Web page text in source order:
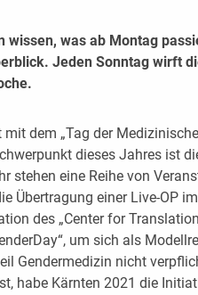
wissen, was ab Montag
Jeden Sonntag wirft
mit dem „Tag der
dieses Jahres ist
stehen eine Reihe von
Übertragung einer Live-OP
des „Center for
um sich als
Gendermedizin nicht
habe Kärnten 2021 die